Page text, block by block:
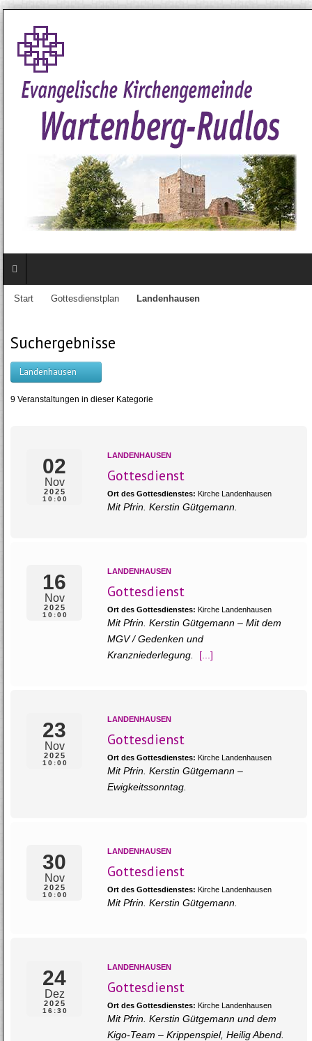
Start Gottesdienstplan Landenhausen
Suchergebnisse
Landenhausen
9 Veranstaltungen in dieser Kategorie
02
Nov
2025
10:00
LANDENHAUSEN
Gottesdienst
Ort des Gottesdienstes: Kirche Landenhausen
Mit Pfrin. Kerstin Gütgemann.
16
Nov
2025
10:00
LANDENHAUSEN
Gottesdienst
Ort des Gottesdienstes: Kirche Landenhausen
Mit Pfrin. Kerstin Gütgemann – Mit dem
MGV / Gedenken und
Kranzniederlegung. [...]
23
Nov
2025
10:00
LANDENHAUSEN
Gottesdienst
Ort des Gottesdienstes: Kirche Landenhausen
Mit Pfrin. Kerstin Gütgemann –
Ewigkeitssonntag.
30
Nov
2025
10:00
LANDENHAUSEN
Gottesdienst
Ort des Gottesdienstes: Kirche Landenhausen
Mit Pfrin. Kerstin Gütgemann.
24
Dez
2025
16:30
LANDENHAUSEN
Gottesdienst
Ort des Gottesdienstes: Kirche Landenhausen
Mit Pfrin. Kerstin Gütgemann und dem
Kigo-Team – Krippenspiel, Heilig Abend.